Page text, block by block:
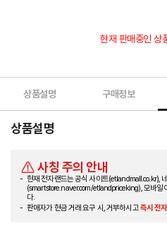
현재 판매중인 상
상품설명 구매정보
상품설명
사칭 주의 안내
현재 전자랜드는 공식 사이트(etlandmall.co.kr),
(smartstore.naver.com/etlandpriceking), 모바일
다.
판매자가 현금 거래 요구 시, 거부하시고즉시 전